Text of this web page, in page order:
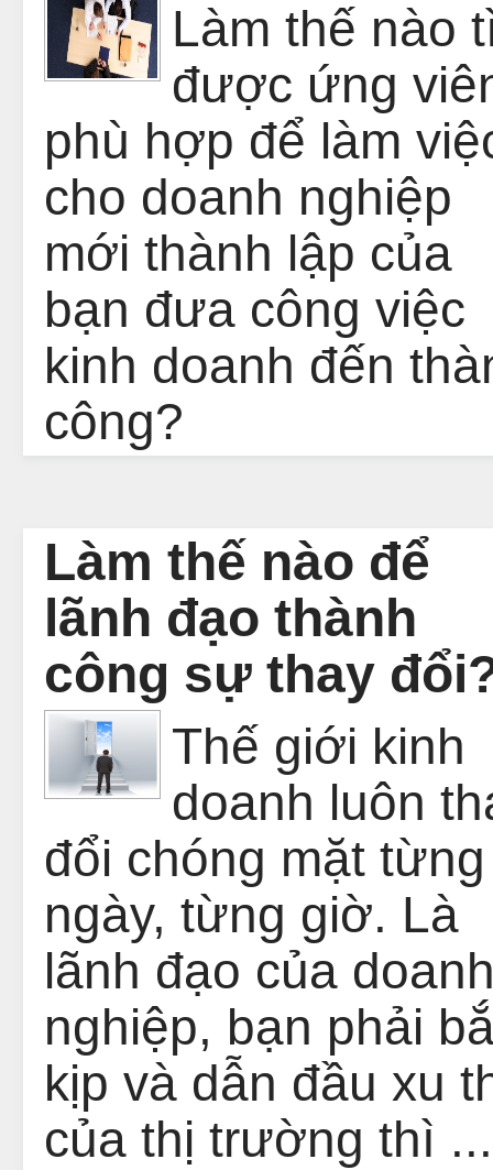
Làm thế nào
được ứng
phù hợp để làm
cho doanh nghiệp
mới thành lập của
bạn đưa công việc
kinh doanh đến
công?
Làm thế nào để
lãnh đạo thành
công sự thay
Thế giới kinh
doanh luôn
đổi chóng mặt từng
ngày, từng giờ. Là
lãnh đạo của
nghiệp, bạn phải
kịp và dẫn đầu xu
của thị trường thì ...